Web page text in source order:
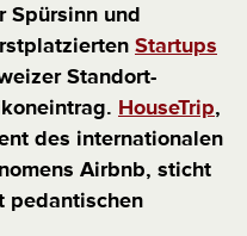
Spürsinn und
Startups
Standort-
HouseTrip,
des internationalen
Airbnb, sticht
pedantischen